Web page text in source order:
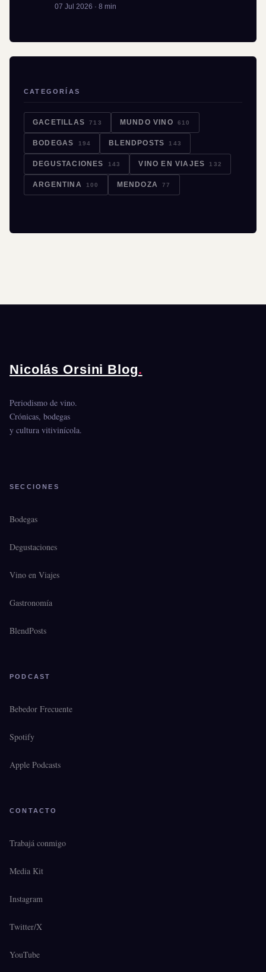
07 Jul 2026 · 8 min
CATEGORÍAS
GACETILLAS 713 MUNDO VINO 610
BODEGAS 194 BLENDPOSTS 143
DEGUSTACIONES 143 VINO EN VIAJES 132
ARGENTINA 100 MENDOZA 77
Nicolás Orsini Blog.
Periodismo de vino.
Crónicas, bodegas
y cultura vitivinícola.
SECCIONES
Bodegas
Degustaciones
Vino en Viajes
Gastronomía
BlendPosts
PODCAST
Bebedor Frecuente
Spotify
Apple Podcasts
CONTACTO
Trabajá conmigo
Media Kit
Instagram
Twitter/X
YouTube